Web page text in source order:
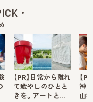
【PR】日常から離れ
て癒やしのひとと
きを。アートと…
【
神
山